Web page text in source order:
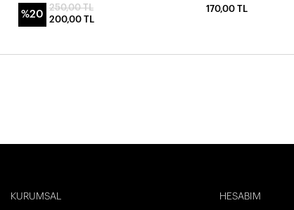
%20
250,00 TL
200,00 TL
170,00 TL
KURUMSAL HESABIM